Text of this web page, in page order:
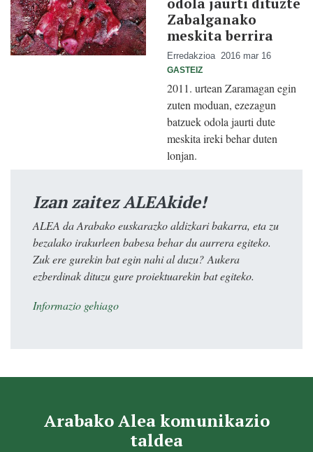
Zabalganako
meskita berrira
Erredakzioa 2016 mar 16
GASTEIZ
2011. urtean Zaramagan egin
zuten moduan, ezezagun
batzuek odola jaurti dute
meskita ireki behar duten
lonjan.
Izan zaitez ALEAkide!
ALEA da Arabako euskarazko aldizkari bakarra, eta zu
bezalako irakurleen babesa behar du aurrera egiteko.
Zuk ere gurekin bat egin nahi al duzu? Aukera
ezberdinak dituzu gure proiektuarekin bat egiteko.
Informazio gehiago
Arabako Alea komunikazio
taldea